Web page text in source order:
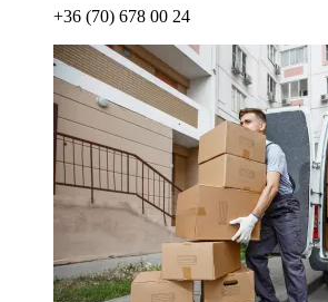
+36 (70) 678 00 24